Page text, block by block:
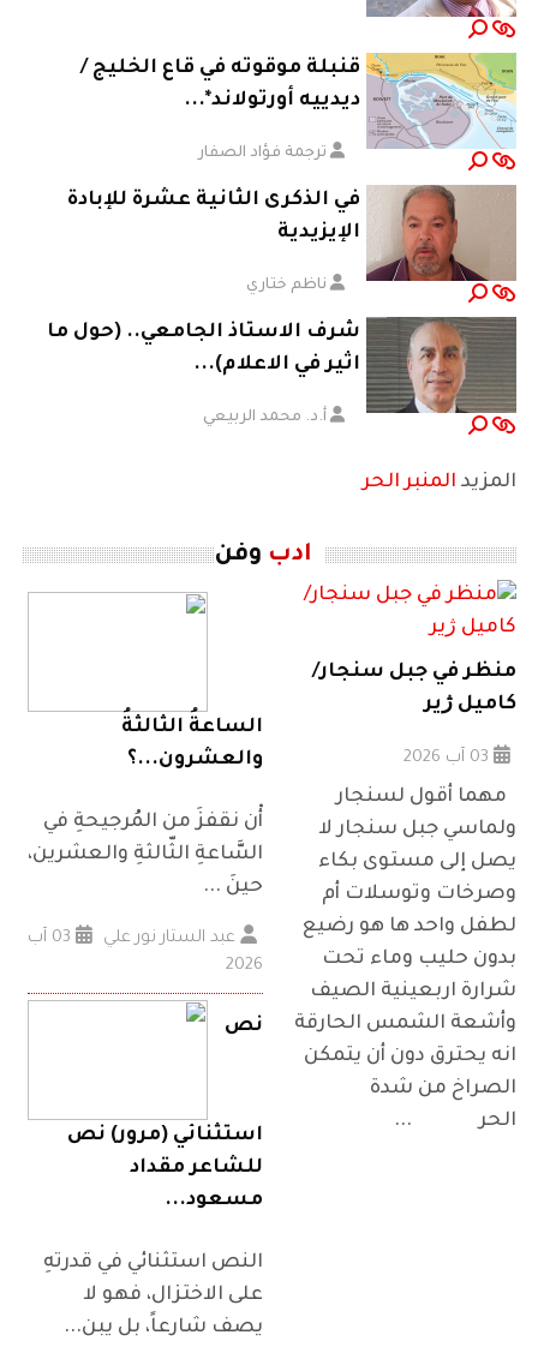
قنبلة موقوته في قاع الخليج /
ديدييه أورتولاند*...
ترجمة فؤاد الصفار
في الذكرى الثانية عشرة للإبادة
الإيزيدية
ناظم ختاري
شرف الاستاذ الجامعي.. (حول ما
اثير في الاعلام)...
أ.د. محمد الربيعي
المزيد المنبر الحر
ادب وفن
منظر في جبل سنجار/
كاميل ژير
مهما أقول لسنجار
ولماسي جبل سنجار لا
يصل إلى مستوى بكاء
وصرخات وتوسلات أم
لطفل واحد ها هو رضيع
بدون حليب وماء تحت
شرارة اربعينية الصيف
وأشعة الشمس الحارقة
انه يحترق دون أن يتمكن
الصراخ من شدة
الحر ...
الساعةُ الثالثةُ
والعشرون...؟
أْن نقفزَ من المُرجيحةِ في
السَّاعةِ الثّالثةِ والعشرين،
حينَ ...
عبد الستار نور علي
03 آب
2026
نص
استثنائي (مرور) نص
للشاعر مقداد
مسعود...
النص استثنائي في قدرتهِ
على الاختزال، فهو لا
يصف شارعاً، بل يبن...